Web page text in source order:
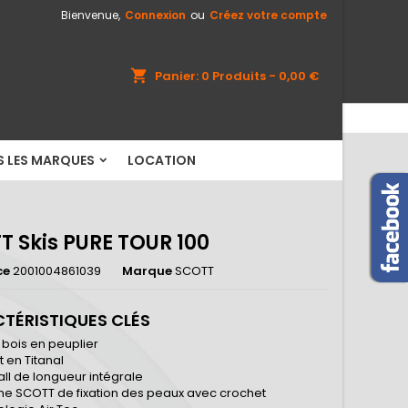
Bienvenue, Connexion ou Créez votre compte
shopping_cart Panier: 0 Produits - 0,00 €
LES MARQUES LOCATION
Skis PURE TOUR 100
2001004861039 MarqueSCOTT
CLÉS
en peuplier
en Titanal
de longueur intégrale
SCOTT de fixation des peaux avec crochet